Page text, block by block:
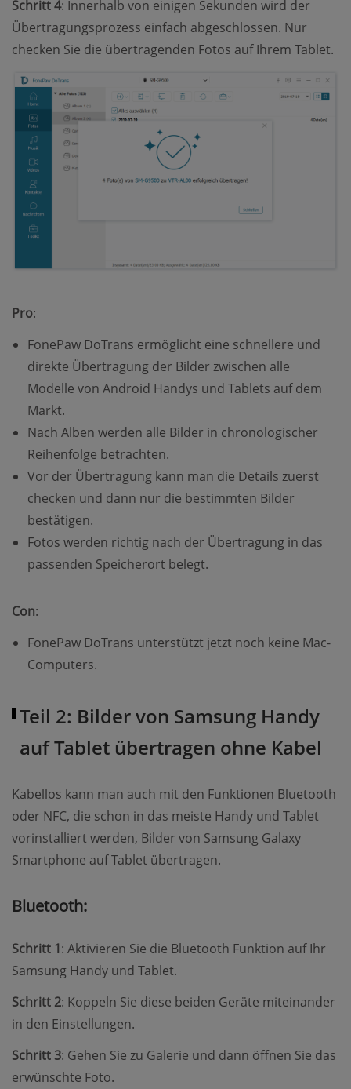
Schritt 4: Innerhalb von einigen Sekunden wird der
Übertragungsprozess einfach abgeschlossen. Nur
checken Sie die übertragenden Fotos auf Ihrem Tablet.
Pro:
FonePaw DoTrans ermöglicht eine schnellere und
direkte Übertragung der Bilder zwischen alle
Modelle von Android Handys und Tablets auf dem
Markt.
Nach Alben werden alle Bilder in chronologischer
Reihenfolge betrachten.
Vor der Übertragung kann man die Details zuerst
checken und dann nur die bestimmten Bilder
bestätigen.
Fotos werden richtig nach der Übertragung in das
passenden Speicherort belegt.
Con:
FonePaw DoTrans unterstützt jetzt noch keine Mac-
Computers.
Teil 2: Bilder von Samsung Handy
auf Tablet übertragen ohne Kabel
Kabellos kann man auch mit den Funktionen Bluetooth
oder NFC, die schon in das meiste Handy und Tablet
vorinstalliert werden, Bilder von Samsung Galaxy
Smartphone auf Tablet übertragen.
Bluetooth:
Schritt 1: Aktivieren Sie die Bluetooth Funktion auf Ihr
Samsung Handy und Tablet.
Schritt 2: Koppeln Sie diese beiden Geräte miteinander
in den Einstellungen.
Schritt 3: Gehen Sie zu Galerie und dann öffnen Sie das
erwünschte Foto.